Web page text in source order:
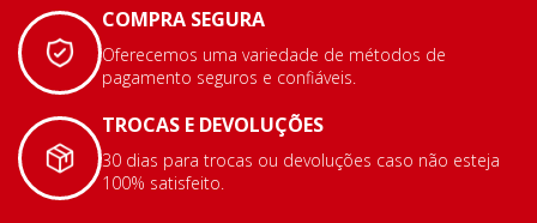
COMPRA SEGURA
Oferecemos uma variedade de métodos de
pagamento seguros e confiáveis.
TROCAS E DEVOLUÇÕES
30 dias para trocas ou devoluções caso não esteja
100% satisfeito.